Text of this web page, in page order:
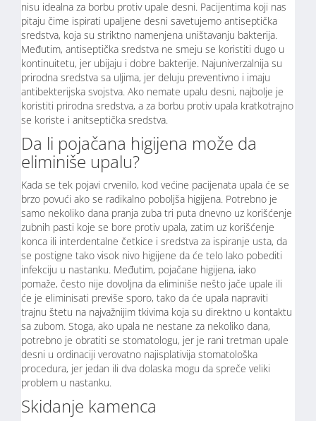
nisu idealna za borbu protiv upale desni. Pacijentima koji nas
pitaju čime ispirati upaljene desni savetujemo antiseptička
sredstva, koja su striktno namenjena uništavanju bakterija.
Međutim, antiseptička sredstva ne smeju se koristiti dugo u
kontinuitetu, jer ubijaju i dobre bakterije. Najuniverzalnija su
prirodna sredstva sa uljima, jer deluju preventivno i imaju
antibekterijska svojstva. Ako nemate upalu desni, najbolje je
koristiti prirodna sredstva, a za borbu protiv upala kratkotrajno
se koriste i anitseptička sredstva.
Da li pojačana higijena može da
eliminiše upalu?
Kada se tek pojavi crvenilo, kod većine pacijenata upala će se
brzo povući ako se radikalno poboljša higijena. Potrebno je
samo nekoliko dana pranja zuba tri puta dnevno uz korišćenje
zubnih pasti koje se bore protiv upala, zatim uz korišćenje
konca ili interdentalne četkice i sredstva za ispiranje usta, da
se postigne tako visok nivo higijene da će telo lako pobediti
infekciju u nastanku. Međutim, pojačane higijena, iako
pomaže, često nije dovoljna da eliminiše nešto jače upale ili
će je eliminisati previše sporo, tako da će upala napraviti
trajnu štetu na najvažnijim tkivima koja su direktno u kontaktu
sa zubom. Stoga, ako upala ne nestane za nekoliko dana,
potrebno je obratiti se stomatologu, jer je rani tretman upale
desni u ordinaciji verovatno najisplativija stomatološka
procedura, jer jedan ili dva dolaska mogu da spreče veliki
problem u nastanku.
Skidanje kamenca